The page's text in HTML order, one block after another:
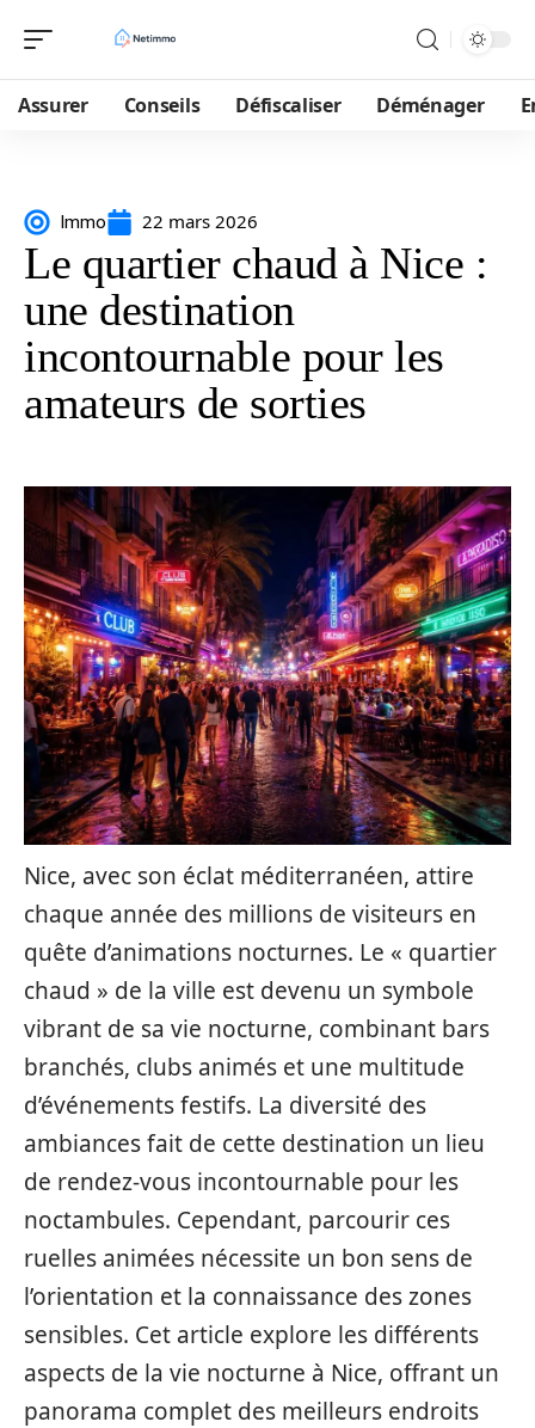
Assurer Conseils Défiscaliser Déménager
Immo 22 mars 2026
Le quartier chaud à Nice :
une destination
incontournable pour les
amateurs de sorties
Nice, avec son éclat méditerranéen, attire
chaque année des millions de visiteurs en
quête d’animations nocturnes. Le « quartier
chaud » de la ville est devenu un symbole
vibrant de sa vie nocturne, combinant bars
branchés, clubs animés et une multitude
d’événements festifs. La diversité des
ambiances fait de cette destination un lieu
de rendez-vous incontournable pour les
noctambules. Cependant, parcourir ces
ruelles animées nécessite un bon sens de
l’orientation et la connaissance des zones
sensibles. Cet article explore les différents
aspects de la vie nocturne à Nice, offrant un
panorama complet des meilleurs endroits